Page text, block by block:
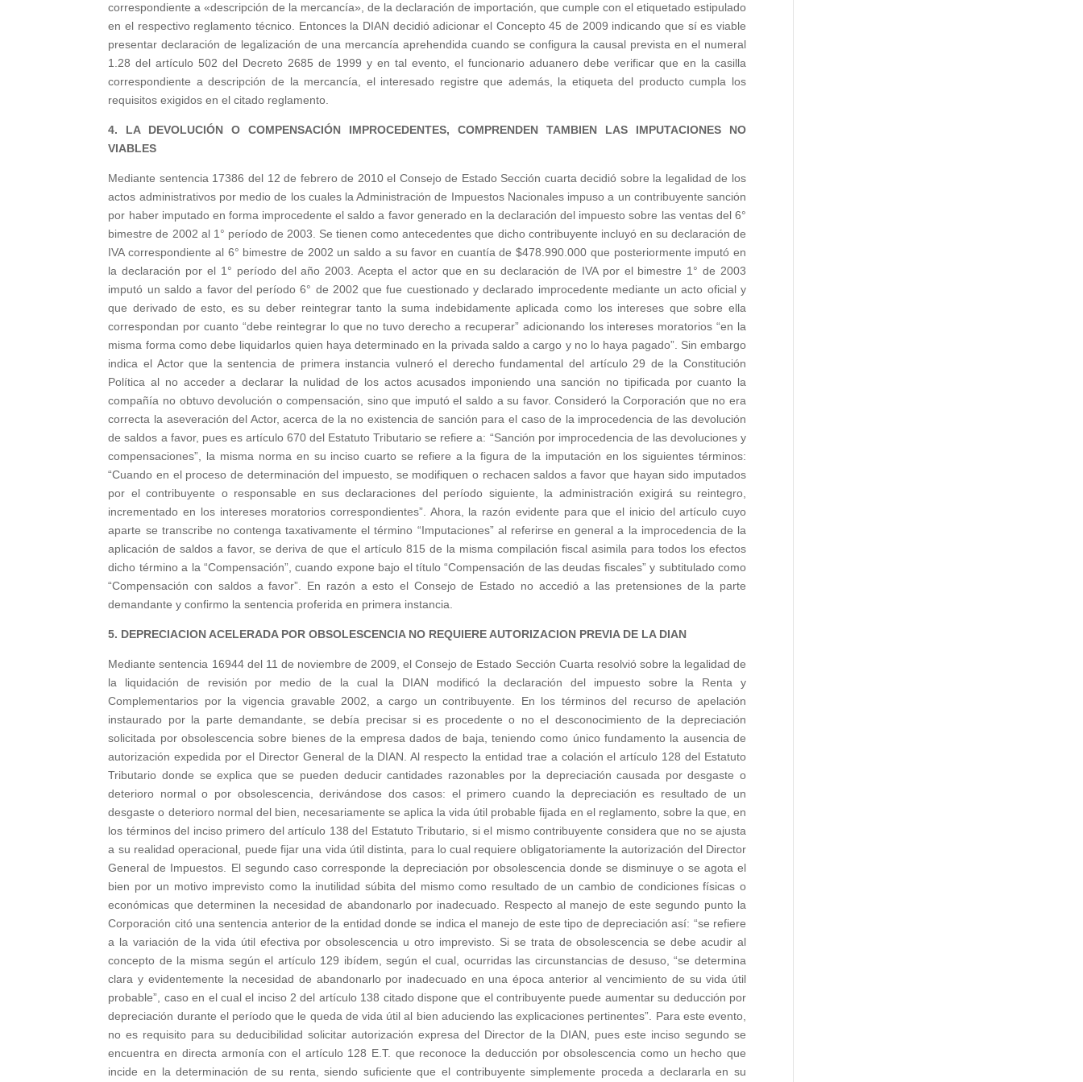
correspondiente a «descripción de la mercancía», de la declaración de importación, que cumple con el etiquetado estipulado
en el respectivo reglamento técnico. Entonces la DIAN decidió adicionar el Concepto 45 de 2009 indicando que sí es viable
presentar declaración de legalización de una mercancía aprehendida cuando se configura la causal prevista en el numeral
1.28 del artículo 502 del Decreto 2685 de 1999 y en tal evento, el funcionario aduanero debe verificar que en la casilla
correspondiente a descripción de la mercancía, el interesado registre que además, la etiqueta del producto cumpla los
requisitos exigidos en el citado reglamento.
4. LA DEVOLUCIÓN O COMPENSACIÓN IMPROCEDENTES, COMPRENDEN TAMBIEN LAS IMPUTACIONES NO
VIABLES
Mediante sentencia 17386 del 12 de febrero de 2010 el Consejo de Estado Sección cuarta decidió sobre la legalidad de los
actos administrativos por medio de los cuales la Administración de Impuestos Nacionales impuso a un contribuyente sanción
por haber imputado en forma improcedente el saldo a favor generado en la declaración del impuesto sobre las ventas del 6°
bimestre de 2002 al 1° período de 2003. Se tienen como antecedentes que dicho contribuyente incluyó en su declaración de
IVA correspondiente al 6° bimestre de 2002 un saldo a su favor en cuantía de $478.990.000 que posteriormente imputó en
la declaración por el 1° período del año 2003. Acepta el actor que en su declaración de IVA por el bimestre 1° de 2003
imputó un saldo a favor del período 6° de 2002 que fue cuestionado y declarado improcedente mediante un acto oficial y
que derivado de esto, es su deber reintegrar tanto la suma indebidamente aplicada como los intereses que sobre ella
correspondan por cuanto “debe reintegrar lo que no tuvo derecho a recuperar” adicionando los intereses moratorios “en la
misma forma como debe liquidarlos quien haya determinado en la privada saldo a cargo y no lo haya pagado”. Sin embargo
indica el Actor que la sentencia de primera instancia vulneró el derecho fundamental del artículo 29 de la Constitución
Política al no acceder a declarar la nulidad de los actos acusados imponiendo una sanción no tipificada por cuanto la
compañía no obtuvo devolución o compensación, sino que imputó el saldo a su favor. Consideró la Corporación que no era
correcta la aseveración del Actor, acerca de la no existencia de sanción para el caso de la improcedencia de las devolución
de saldos a favor, pues es artículo 670 del Estatuto Tributario se refiere a: “Sanción por improcedencia de las devoluciones y
compensaciones”, la misma norma en su inciso cuarto se refiere a la figura de la imputación en los siguientes términos:
“Cuando en el proceso de determinación del impuesto, se modifiquen o rechacen saldos a favor que hayan sido imputados
por el contribuyente o responsable en sus declaraciones del período siguiente, la administración exigirá su reintegro,
incrementado en los intereses moratorios correspondientes”. Ahora, la razón evidente para que el inicio del artículo cuyo
aparte se transcribe no contenga taxativamente el término “Imputaciones” al referirse en general a la improcedencia de la
aplicación de saldos a favor, se deriva de que el artículo 815 de la misma compilación fiscal asimila para todos los efectos
dicho término a la “Compensación”, cuando expone bajo el título “Compensación de las deudas fiscales” y subtitulado como
“Compensación con saldos a favor”. En razón a esto el Consejo de Estado no accedió a las pretensiones de la parte
demandante y confirmo la sentencia proferida en primera instancia.
5. DEPRECIACION ACELERADA POR OBSOLESCENCIA NO REQUIERE AUTORIZACION PREVIA DE LA DIAN
Mediante sentencia 16944 del 11 de noviembre de 2009, el Consejo de Estado Sección Cuarta resolvió sobre la legalidad de
la liquidación de revisión por medio de la cual la DIAN modificó la declaración del impuesto sobre la Renta y
Complementarios por la vigencia gravable 2002, a cargo un contribuyente. En los términos del recurso de apelación
instaurado por la parte demandante, se debía precisar si es procedente o no el desconocimiento de la depreciación
solicitada por obsolescencia sobre bienes de la empresa dados de baja, teniendo como único fundamento la ausencia de
autorización expedida por el Director General de la DIAN. Al respecto la entidad trae a colación el artículo 128 del Estatuto
Tributario donde se explica que se pueden deducir cantidades razonables por la depreciación causada por desgaste o
deterioro normal o por obsolescencia, derivándose dos casos: el primero cuando la depreciación es resultado de un
desgaste o deterioro normal del bien, necesariamente se aplica la vida útil probable fijada en el reglamento, sobre la que, en
los términos del inciso primero del artículo 138 del Estatuto Tributario, si el mismo contribuyente considera que no se ajusta
a su realidad operacional, puede fijar una vida útil distinta, para lo cual requiere obligatoriamente la autorización del Director
General de Impuestos. El segundo caso corresponde la depreciación por obsolescencia donde se disminuye o se agota el
bien por un motivo imprevisto como la inutilidad súbita del mismo como resultado de un cambio de condiciones físicas o
económicas que determinen la necesidad de abandonarlo por inadecuado. Respecto al manejo de este segundo punto la
Corporación citó una sentencia anterior de la entidad donde se indica el manejo de este tipo de depreciación así: “se refiere
a la variación de la vida útil efectiva por obsolescencia u otro imprevisto. Si se trata de obsolescencia se debe acudir al
concepto de la misma según el artículo 129 ibídem, según el cual, ocurridas las circunstancias de desuso, “se determina
clara y evidentemente la necesidad de abandonarlo por inadecuado en una época anterior al vencimiento de su vida útil
probable”, caso en el cual el inciso 2 del artículo 138 citado dispone que el contribuyente puede aumentar su deducción por
depreciación durante el período que le queda de vida útil al bien aduciendo las explicaciones pertinentes”. Para este evento,
no es requisito para su deducibilidad solicitar autorización expresa del Director de la DIAN, pues este inciso segundo se
encuentra en directa armonía con el artículo 128 E.T. que reconoce la deducción por obsolescencia como un hecho que
incide en la determinación de su renta, siendo suficiente que el contribuyente simplemente proceda a declararla en su